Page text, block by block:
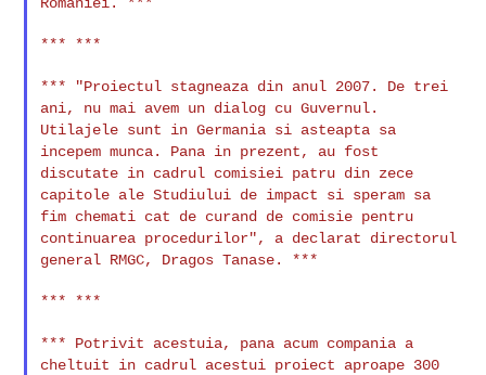
*** ***
*** "Proiectul stagneaza din anul 2007. De trei
ani, nu mai avem un dialog cu Guvernul.
Utilajele sunt in Germania si asteapta sa
incepemmunca. Pana in prezent, au fost
discutate in cadrul comisiei patru din zece
capitole ale Studiului de impact si speram sa
fim chemati cat de curand de comisie pentru
continuarea procedurilor", a declarat directorul
general RMGC, Dragos Tanase. ***
*** ***
*** Potrivit acestuia, pana acum compania a
cheltuit in cadrul acestui proiect aproape 300